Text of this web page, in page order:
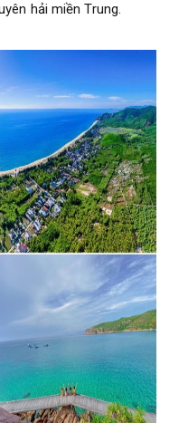
hải miền Trung.